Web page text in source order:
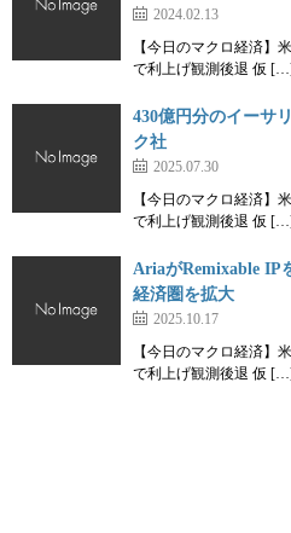
2024.02.13
【今日のマクロ経済】
で利上げ観測後退 仮
430億円分のイーサ
ク社
2025.07.30
【今日のマクロ経済】
で利上げ観測後退 仮
AriaがRemixable IP
経済圏を拡大
2025.10.17
【今日のマクロ経済】
で利上げ観測後退 仮